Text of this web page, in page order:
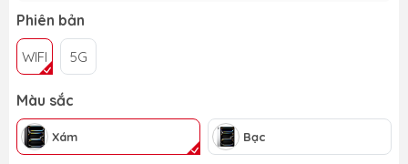
Phiên bản
WIFI 5G
Màu sắc
Xám Bạc